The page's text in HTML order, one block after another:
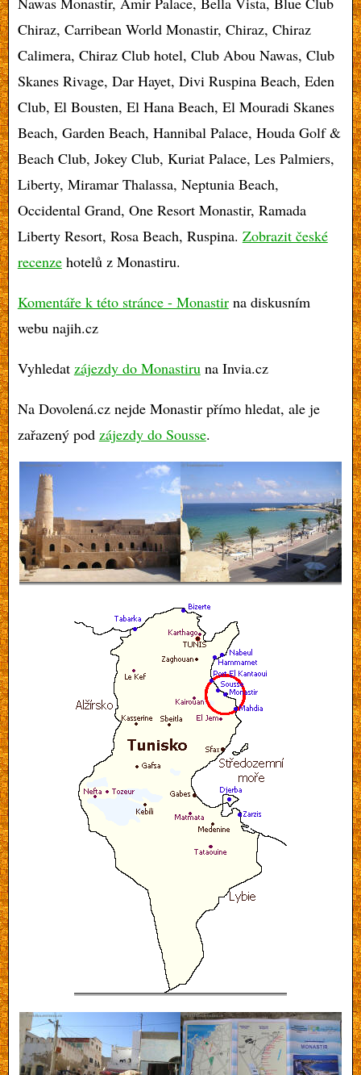
Chiraz, Carribean World Monastir, Chiraz, Chiraz
Calimera, Chiraz Club hotel, Club Abou Nawas, Club
Skanes Rivage, Dar Hayet, Divi Ruspina Beach, Eden
Club, El Bousten, El Hana Beach, El Mouradi Skanes
Beach, Garden Beach, Hannibal Palace, Houda Golf &
Beach Club, Jokey Club, Kuriat Palace, Les Palmiers,
Liberty, Miramar Thalassa, Neptunia Beach,
Occidental Grand, One Resort Monastir, Ramada
Liberty Resort, Rosa Beach, Ruspina. Zobrazit české
recenzehotelů z Monastiru.
Komentáře k této stránce - Monastirna diskusním
webu najih.cz
Vyhledat zájezdy do Monastiru na Invia.cz
Na Dovolená.cz nejde Monastir přímo hledat, ale je
zařazený pod zájezdy do Sousse.